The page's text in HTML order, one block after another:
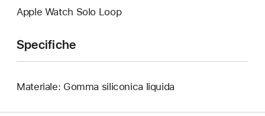
Apple Watch Solo Loop
Specifiche
Materiale: Gomma siliconica liquida